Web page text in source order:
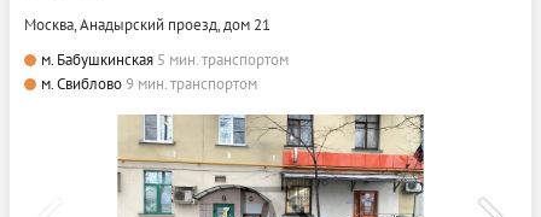
Москва, Анадырский проезд, дом 21
м. Бабушкинская 5 мин. транспортом
м. Свиблово9 мин. транспортом